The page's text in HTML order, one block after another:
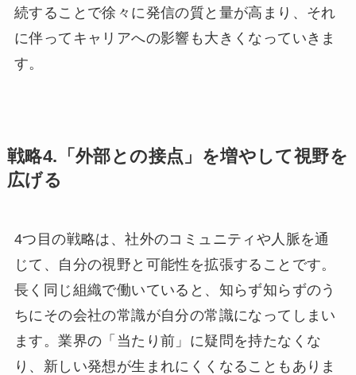
続することで徐々に発信の質と量が高まり、それ
に伴ってキャリアへの影響も大きくなっていきま
す。
戦略4.「外部との接点」を増やして視野を
広げる
4つ目の戦略は、社外のコミュニティや人脈を通
じて、自分の視野と可能性を拡張することです。
長く同じ組織で働いていると、知らず知らずのう
ちにその会社の常識が自分の常識になってしまい
ます。業界の「当たり前」に疑問を持たなくな
り、新しい発想が生まれにくくなることもありま